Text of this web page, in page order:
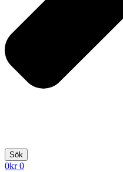
Sök
0kr 0